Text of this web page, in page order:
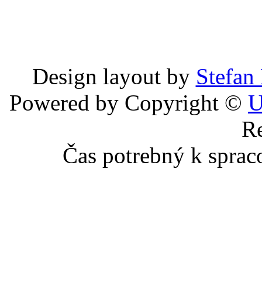
Design layout by Stefan
Powered by Copyright ©
Čas potrebný k